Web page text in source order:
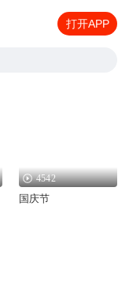
打开APP
4542
国庆节